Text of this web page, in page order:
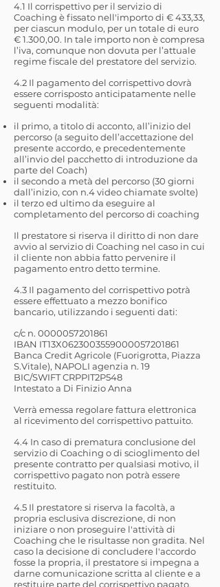
4.1 Il corrispettivo per il servizio di
Coaching è fissato nell'importo di € 433,33,
per ciascun modulo, per un totale di euro
€ 1.300,00. In tale importo non è compresa
l’iva, comunque non dovuta per l’attuale
regime fiscale del prestatore del servizio.
4.2 Il pagamento del corrispettivo dovrà
essere corrisposto anticipatamente nelle
seguenti modalità:
il primo, a titolo di acconto, all’inizio del
percorso (a seguito dell’accettazione del
presente accordo, e precedentemente
all’invio del pacchetto di introduzione da
parte del Coach)
il secondo a metà del percorso (30 giorni
dall’inizio, con n.4 video chiamate svolte)
il terzo ed ultimo da eseguire al
completamento del percorso di coaching
Il prestatore si riserva il diritto di non dare
avvio al servizio di Coaching nel caso in cui
il cliente non abbia fatto pervenire il
pagamento entro detto termine.
4.3 Il pagamento del corrispettivo potrà
essere effettuato a mezzo bonifico
bancario, utilizzando i seguenti dati:
c/c n. 0000057201861
IBAN IT13X0623003559000057201861
Banca Credit Agricole (Fuorigrotta, Piazza
S.Vitale), NAPOLI agenzia n. 19
BIC/SWIFT CRPPIT2P548
Intestato a Di Finizio Anna
Verrà emessa regolare fattura elettronica
al ricevimento del corrispettivo pattuito.
4.4 In caso di prematura conclusione del
servizio di Coaching o di scioglimento del
presente contratto per qualsiasi motivo, il
corrispettivo pagato non potrà essere
restituito.
4.5 Il prestatore si riserva la facoltà, a
propria esclusiva discrezione, di non
iniziare o non proseguire l'attività di
Coaching che le risultasse non gradita. Nel
caso la decisione di concludere l'accordo
fosse la propria, il prestatore si impegna a
darne comunicazione scritta al cliente e a
restituire parte del corrispettivo pagato,